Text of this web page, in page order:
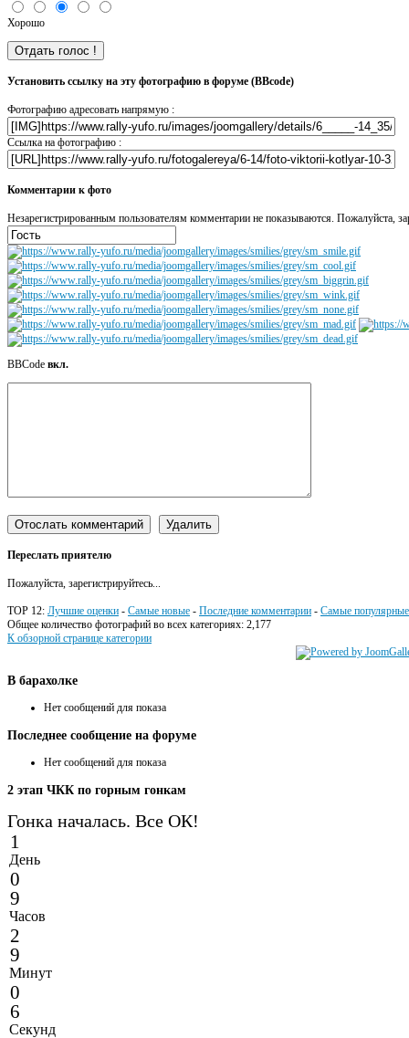
Хорошо
Установить ссылку на эту фотографию в форуме (BBcode)
Фотографию адресовать напрямую :
Ссылка на фотографию :
Комментарии к фото
Незарегистрированным пользователям комментарии не показываются. Пожалуйста,
BBCode вкл.
Переслать приятелю
Пожалуйста, зарегистрируйтесь...
TOP 12: Лучшие оценки - Самые новые - Последние комментарии - Самые популярные
Общее количество фотографий во всех категориях: 2,177
К обзорной странице категории
В барахолке
Нет сообщений для показа
Последнее сообщение на форуме
Нет сообщений для показа
2 этап ЧКК по горным гонкам
Гонка началась. Все ОК!
1
День
0
9
Часов
2
9
Минут
0
6
Секунд